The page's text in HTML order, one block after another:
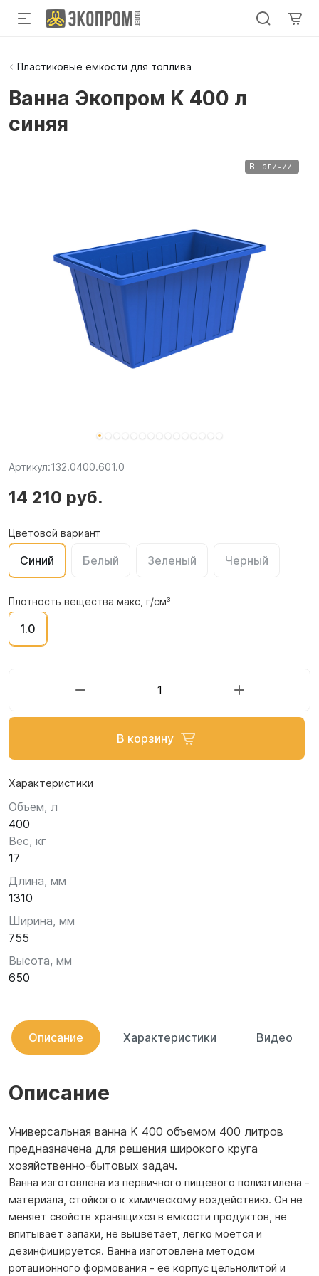
Пластиковые емкости для топлива
Ванна Экопром K 400 л
синяя
В наличии
Артикул:132.0400.601.0
14 210 руб.
Цветовой вариант
Синий Белый Зеленый Черный
Плотность вещества макс, г/см³
1.0
В корзину
Характеристики
Объем, л
400
Вес, кг
17
Длина, мм
1310
Ширина, мм
755
Высота, мм
650
Описание Характеристики Видео
Описание
Универсальная ванна K 400 объемом 400 литров
предназначена для решения широкого круга
хозяйственно-бытовых задач.
Ванна изготовлена из первичного пищевого полиэтилена -
материала, стойкого к химическому воздействию. Он не
меняет свойств хранящихся в емкости продуктов, не
впитывает запахи, не выцветает, легко моется и
дезинфицируется. Ванна изготовлена методом
ротационного формования - ее корпус цельнолитой и